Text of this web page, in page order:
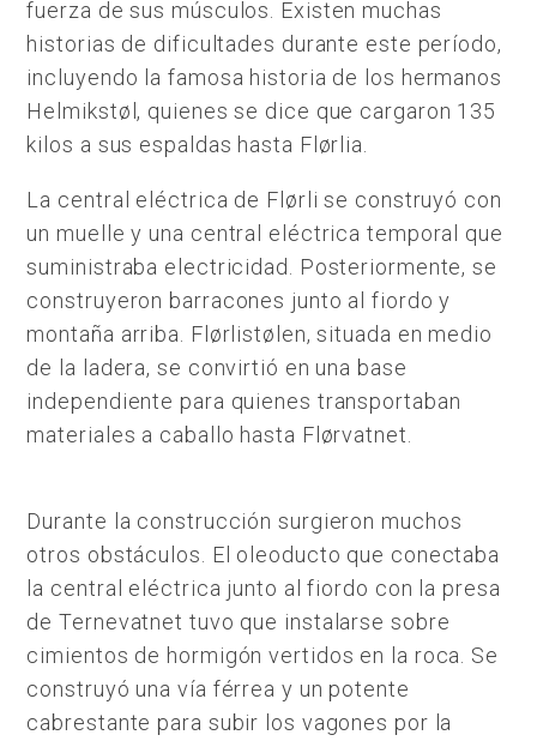
fuerza de sus músculos. Existen muchas
historias de dificultades durante este período,
incluyendo la famosa historia de los hermanos
Helmikstøl, quienes se dice que cargaron 135
kilos a sus espaldas hasta Flørlia.
La central eléctrica de Flørli se construyó con
un muelle y una central eléctrica temporal que
suministraba electricidad. Posteriormente, se
construyeron barracones junto al fiordo y
montaña arriba. Flørlistølen, situada en medio
de la ladera, se convirtió en una base
independiente para quienes transportaban
materiales a caballo hasta Flørvatnet.
Durante la construcción surgieron muchos
otros obstáculos. El oleoducto que conectaba
la central eléctrica junto al fiordo con la presa
de Ternevatnet tuvo que instalarse sobre
cimientos de hormigón vertidos en la roca. Se
construyó una vía férrea y un potente
cabrestante para subir los vagones por la